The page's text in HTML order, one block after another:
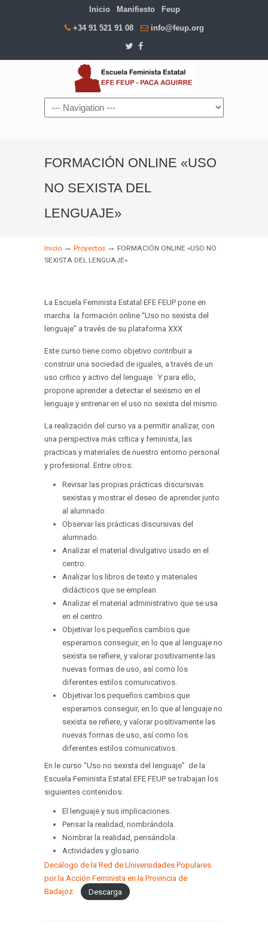
Inicio Manifiesto Feup
+34 91 521 91 08 info@feup.org
Navigation
FORMACIÓN ONLINE «USO
NO SEXISTA DEL
LENGUAJE»
Inicio → Proyectos → FORMACIÓN ONLINE «USO NO
SEXISTA DEL LENGUAJE»
La Escuela Feminista Estatal EFE FEUP pone en
marcha la formación online “Uso no sexista del
lenguaje” a través de su plataforma XXX
Este curso tiene como objetivo contribuir a
construir una sociedad de iguales, a través de un
uso crítico y activo del lenguaje. Y para ello,
propone aprender a detectar el sexismo en el
lenguaje y entrenar en el uso no sexista del mismo.
La realización del curso va a permitir analizar, con
una perspectiva más crítica y feminista, las
practicas y materiales de nuestro entorno personal
y profesional. Entre otros:
Revisar las propias prácticas discursivas
sexistas y mostrar el deseo de aprender junto
al alumnado.
Observar las prácticas discursivas del
alumnado.
Analizar el material divulgativo usado en el
centro.
Analizar los libros de texto y materiales
didácticos que se emplean.
Analizar el material administrativo que se usa
en el centro.
Objetivar los pequeños cambios que
esperamos conseguir, en lo que al lenguaje no
sexista se refiere, y valorar positivamente las
nuevas formas de uso, así como los
diferentes estilos comunicativos.
Objetivar los pequeños cambios que
esperamos conseguir, en lo que al lenguaje no
sexista se refiere, y valorar positivamente las
nuevas formas de uso, así como los
diferentes estilos comunicativos.
En le curso “Uso no sexista del lenguaje” de la
Escuela Feminista Estatal EFE FEUP se trabajan los
siguientes contenidos:
El lenguaje y sus implicaciones.
Pensar la realidad, nombrándola.
Nombrar la realidad, pensándola.
Actividades y glosario.
Decálogo de la Red de Universidades Populares
por la Acción Feminista en la Provincia de
Badajoz.
Descarga